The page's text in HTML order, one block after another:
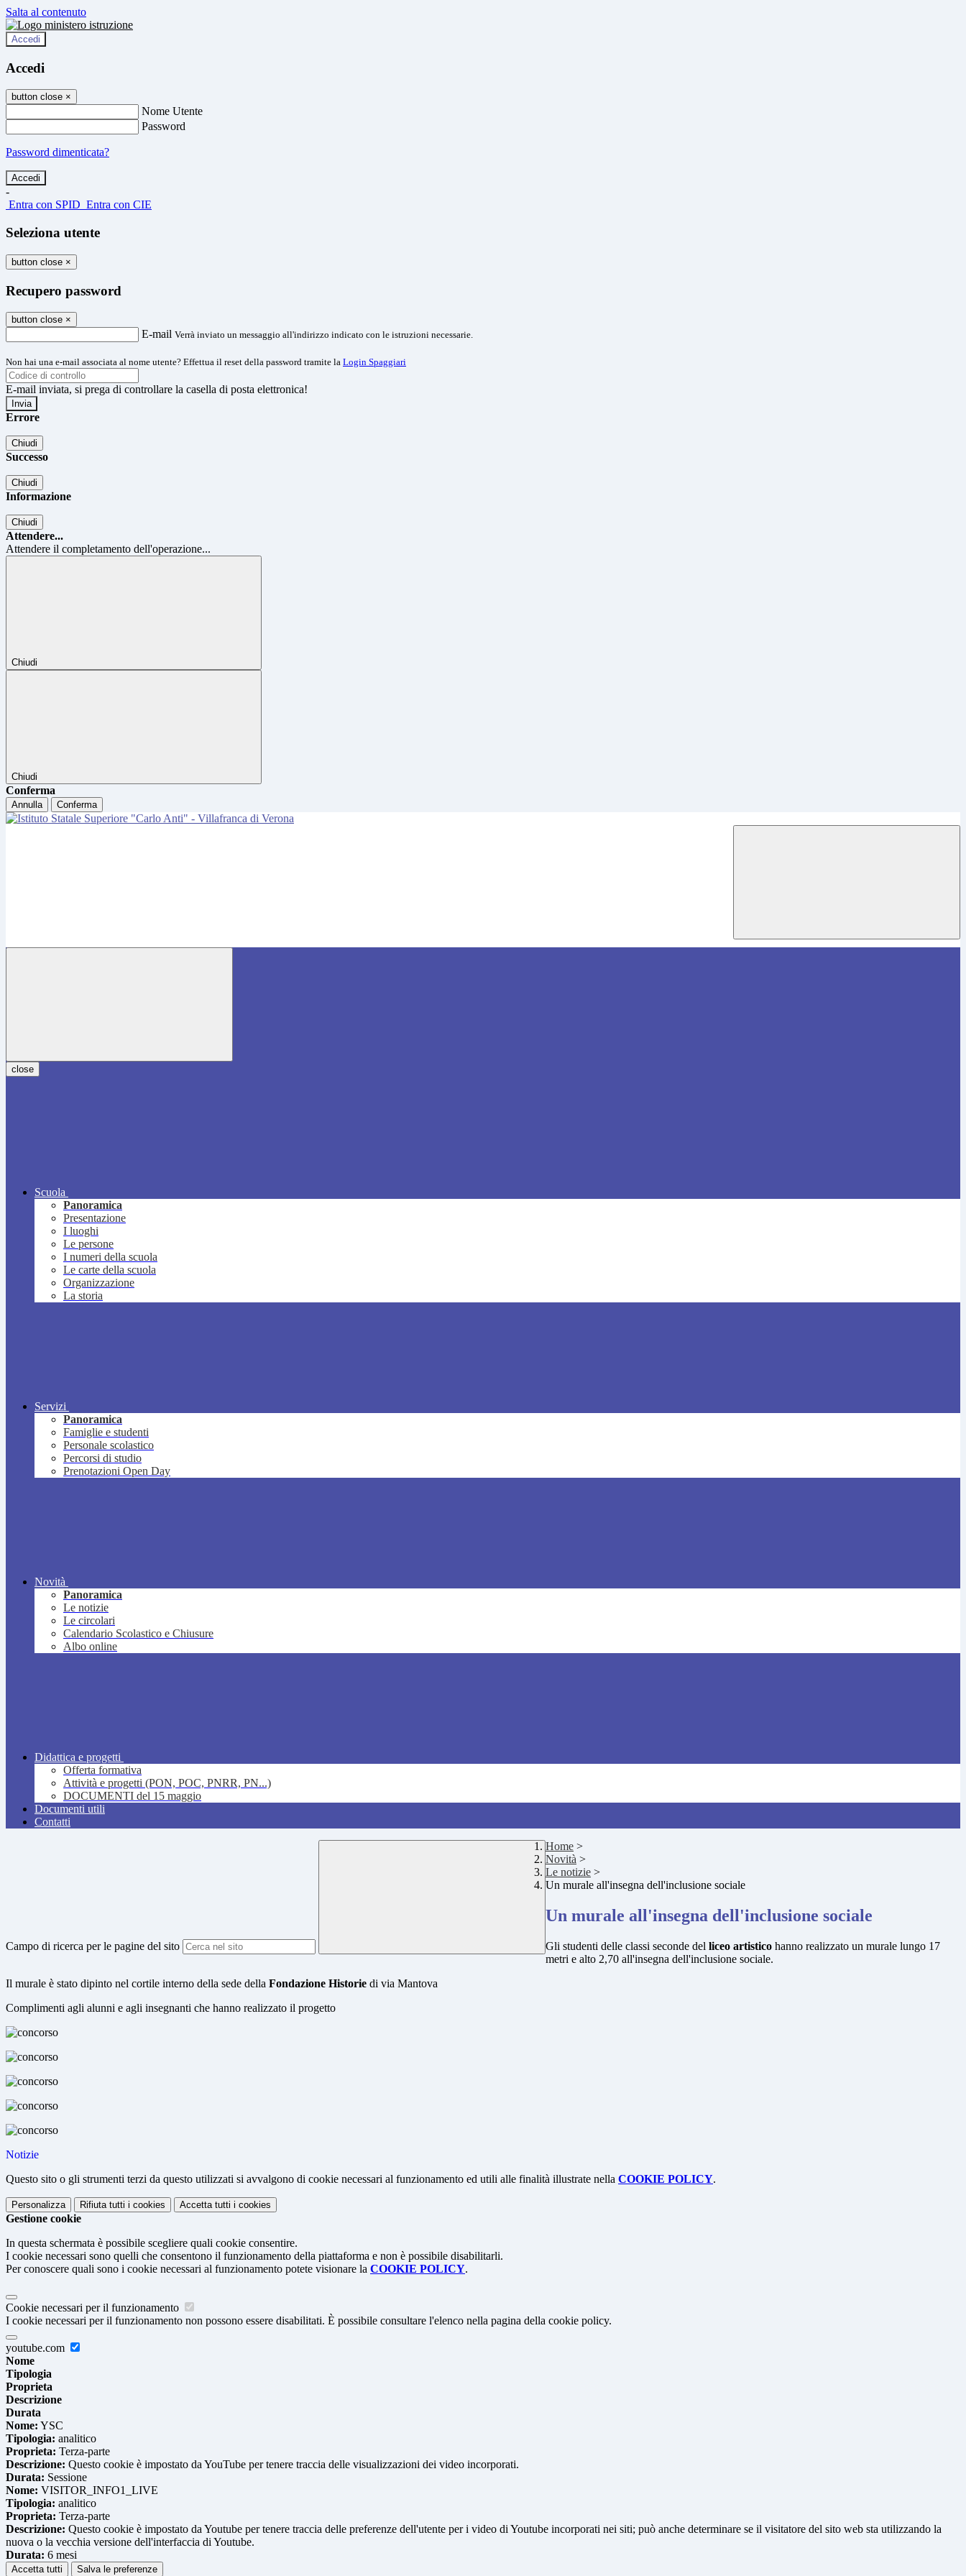
Salta al contenuto
Accedi
Accedi
button close ×
Nome Utente
Password
Password dimenticata?
-
Entra con SPID Entra con CIE
Seleziona utente
button close ×
Recupero password
button close ×
E-mail Verrà inviato un messaggio all'indirizzo indicato con le istruzioni necessarie.
Non hai una e-mail associata al nome utente? Effettua il reset della password tramite la Login Spaggiari
E-mail inviata, si prega di controllare la casella di posta elettronica!
Errore
Chiudi
Successo
Chiudi
Informazione
Chiudi
Attendere...
Attendere il completamento dell'operazione...
Chiudi
Chiudi
Conferma
Annulla Conferma
close
Scuola
Panoramica
Presentazione
I luoghi
Le persone
I numeri della scuola
Le carte della scuola
Organizzazione
La storia
Servizi
Panoramica
Famiglie e studenti
Personale scolastico
Percorsi di studio
Prenotazioni Open Day
Novità
Panoramica
Le notizie
Le circolari
Calendario Scolastico e Chiusure
Albo online
Didattica e progetti
Offerta formativa
Attività e progetti (PON, POC, PNRR, PN...)
DOCUMENTI del 15 maggio
Documenti utili
Contatti
Campo di ricerca per le pagine del sito
Home >
Novità >
Le notizie >
Un murale all'insegna dell'inclusione sociale
Un murale all'insegna dell'inclusione sociale
Gli studenti delle classi seconde del liceo artistico hanno realizzato un murale lungo 17
metri e alto 2,70 all'insegna dell'inclusione sociale.
Il murale è stato dipinto nel cortile interno della sede della Fondazione Historie di via Mantova
Complimenti agli alunni e agli insegnanti che hanno realizzato il progetto
Notizie
Questo sito o gli strumenti terzi da questo utilizzati si avvalgono di cookie necessari al funzionamento ed utili alle finalità illustrate nella COOKIE POLICY.
Personalizza Rifiuta tutti i cookies Accetta tutti i cookies
Gestione cookie
In questa schermata è possibile scegliere quali cookie consentire.
I cookie necessari sono quelli che consentono il funzionamento della piattaforma e non è possibile disabilitarli.
Per conoscere quali sono i cookie necessari al funzionamento potete visionare la COOKIE POLICY.
Cookie necessari per il funzionamento
I cookie necessari per il funzionamento non possono essere disabilitati. È possibile consultare l'elenco nella pagina della cookie policy.
youtube.com
Nome
Tipologia
Proprieta
Descrizione
Durata
Nome: YSC
Tipologia: analitico
Proprieta: Terza-parte
Descrizione: Questo cookie è impostato da YouTube per tenere traccia delle visualizzazioni dei video incorporati.
Durata: Sessione
Nome: VISITOR_INFO1_LIVE
Tipologia: analitico
Proprieta: Terza-parte
Descrizione: Questo cookie è impostato da Youtube per tenere traccia delle preferenze dell'utente per i video di Youtube incorporati nei siti; può anche determinare se il visitatore del sito web sta utilizzando la
nuova o la vecchia versione dell'interfaccia di Youtube.
Durata: 6 mesi
Accetta tutti Salva le preferenze